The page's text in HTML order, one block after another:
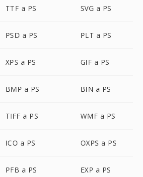
TTF a PS SVG a PS
PSD a PS PLT a PS
XPS a PS GIF a PS
BMP a PS BIN a PS
TIFF a PS WMF a PS
ICO a PS OXPS a PS
PFB a PS EXP a PS